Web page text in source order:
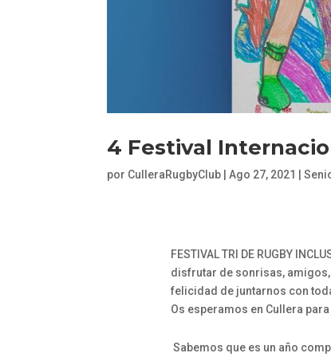
4 Festival
por CulleraRugbyClub |Ago 27, 2021 |
FESTIVAL TRI DE RUGBY
disfrutar de sonrisas, amigos,
felicidad de juntarnos con
Os esperamos en Cullera
Sabemos que es un año